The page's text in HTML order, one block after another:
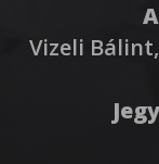
Vizeli